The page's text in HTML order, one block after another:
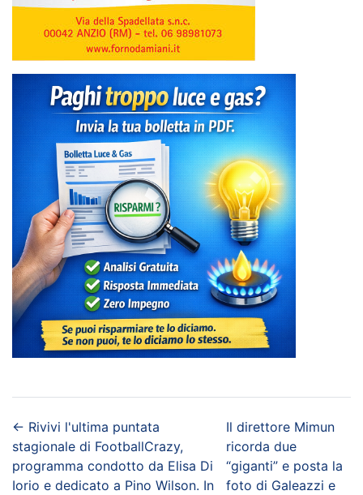
← Rivivi l'ultima puntata
stagionale di FootballCrazy,
programma condotto da Elisa Di
Iorio e dedicato a Pino Wilson. In
Il direttore Mimun
ricorda due
“giganti” e posta la
foto di Galeazzi e